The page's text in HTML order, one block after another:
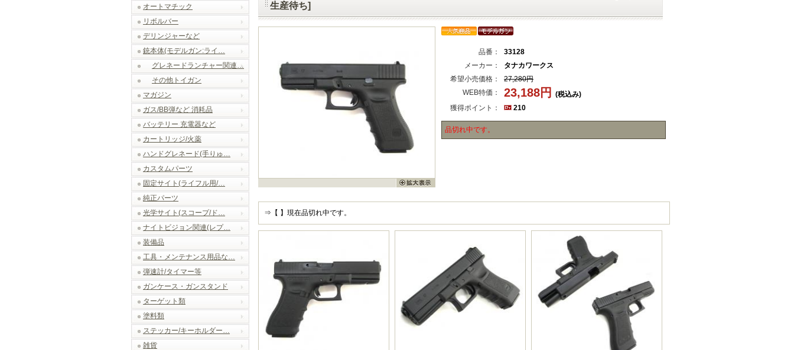
オートマチック
リボルバー
デリンジャーなど
銃本体(モデルガン:ライ…
グレネードランチャー関連…
その他トイガン
マガジン
ガス/BB弾など 消耗品
バッテリー 充電器など
カートリッジ/火薬
ハンドグレネード(手りゅ…
カスタムパーツ
固定サイト(ライフル用/…
純正パーツ
光学サイト(スコープ/ド…
ナイトビジョン関連(レプ…
装備品
工具・メンテナンス用品な…
弾速計/タイマー等
ガンケース・ガンスタンド
ターゲット類
塗料類
ステッカー/キーホルダー…
雑貨
生産待ち]
品番：
33128
メーカー：
タナカワークス
希望小売価格：
27,280円
WEB特価：
23,188円
(税込み)
獲得ポイント：
210
品切れ中です。
⇒【 】現在品切れ中です。